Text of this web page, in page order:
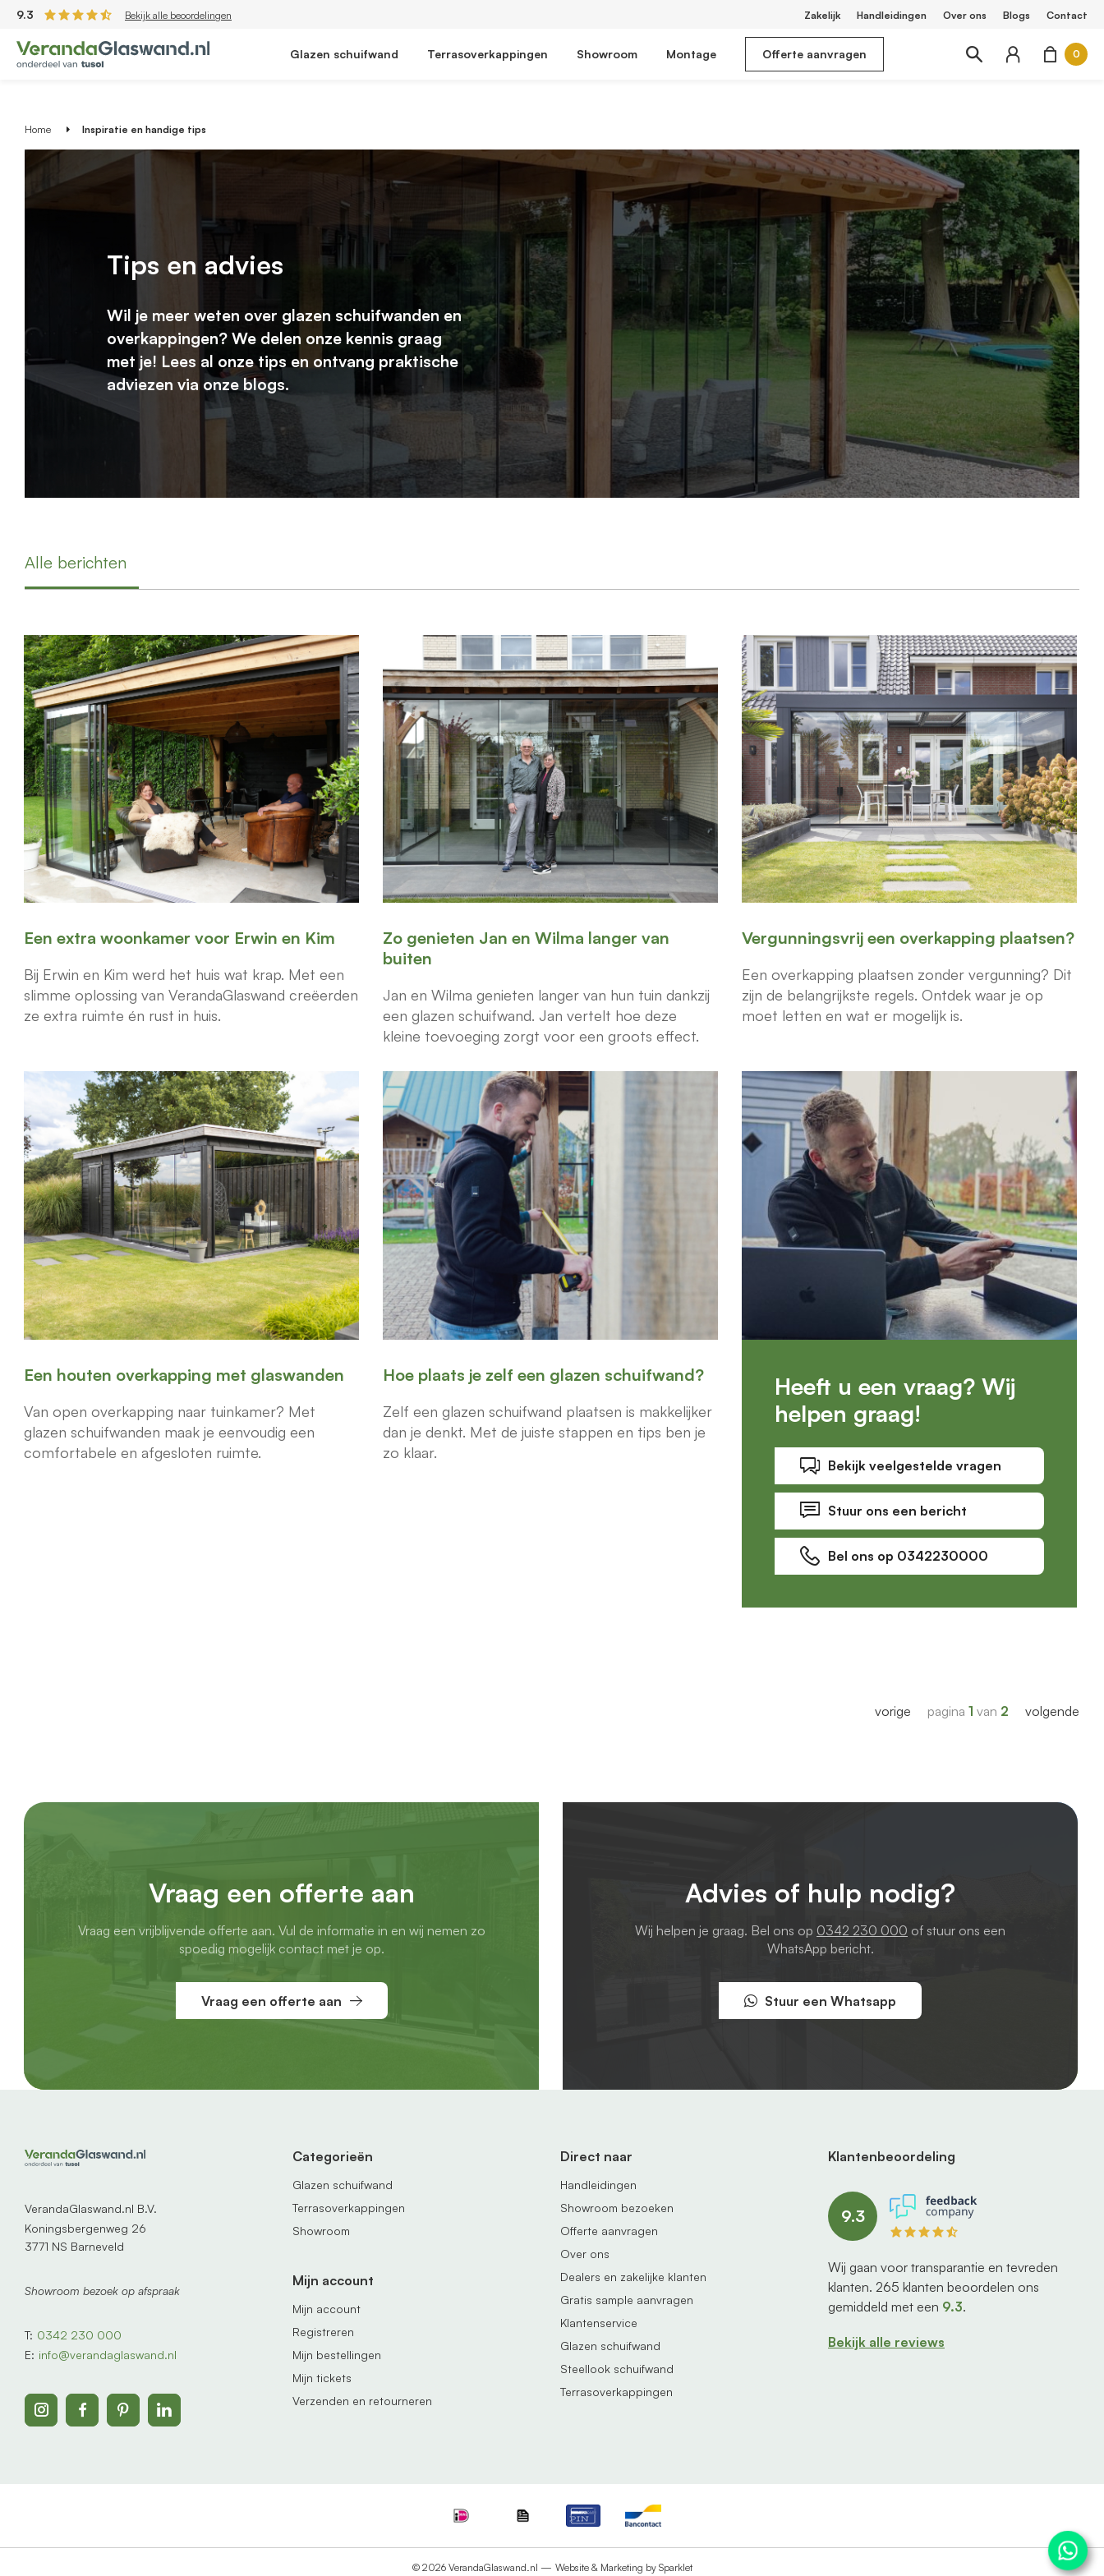
9.3 Bekijk alle beoordelingen Zakelijk Handleidingen Over ons Blogs Contact
Glazen schuifwand Terrasoverkappingen Showroom Montage Offerte aanvragen 0
Home Inspiratie en handige tips
Tips en advies
Wil je meer weten over glazen schuifwanden en
overkappingen? We delen onze kennis graag
met je! Lees al onze tips en ontvang praktische
adviezen via onze blogs.
Alle berichten
Een extra woonkamer voor Erwin en Kim
Bij Erwin en Kim werd het huis wat krap. Met een
slimme oplossing van VerandaGlaswand creëerden
ze extra ruimte én rust in huis.
Zo genieten Jan en Wilma langer van
buiten
Jan en Wilma genieten langer van hun tuin dankzij
een glazen schuifwand. Jan vertelt hoe deze
kleine toevoeging zorgt voor een groots effect.
Vergunningsvrij een overkapping plaatsen?
Een overkapping plaatsen zonder vergunning? Dit
zijn de belangrijkste regels. Ontdek waar je op
moet letten en wat er mogelijk is.
Een houten overkapping met glaswanden
Van open overkapping naar tuinkamer? Met
glazen schuifwanden maak je eenvoudig een
comfortabele en afgesloten ruimte.
Hoe plaats je zelf een glazen schuifwand?
Zelf een glazen schuifwand plaatsen is makkelijker
dan je denkt. Met de juiste stappen en tips ben je
zo klaar.
Heeft u een vraag? Wij
helpen graag!
Bekijk veelgestelde vragen
Stuur ons een bericht
Bel ons op 0342230000
vorige pagina 1 van 2 volgende
Vraag een offerte aan
Vraag een vrijblijvende offerte aan. Vul de informatie in en wij nemen zo
spoedig mogelijk contact met je op.
Vraag een offerte aan
Advies of hulp nodig?
Wij helpen je graag. Bel ons op 0342 230 000 of stuur ons een
WhatsApp bericht.
Stuur een Whatsapp
VerandaGlaswand.nl B.V.
Koningsbergenweg 26
3771 NS Barneveld
Showroom bezoek op afspraak
T: 0342 230 000
E: info@verandaglaswand.nl
Categorieën
Glazen schuifwand
Terrasoverkappingen
Showroom
Mijn account
Mijn account
Registreren
Mijn bestellingen
Mijn tickets
Verzenden en retourneren
Direct naar
Handleidingen
Showroom bezoeken
Offerte aanvragen
Over ons
Dealers en zakelijke klanten
Gratis sample aanvragen
Klantenservice
Glazen schuifwand
Steellook schuifwand
Terrasoverkappingen
Klantenbeoordeling
9.3
Wij gaan voor transparantie en tevreden
klanten. 265 klanten beoordelen ons
gemiddeld met een 9.3.
Bekijk alle reviews
© 2026 VerandaGlaswand.nl — Website & Marketing by Sparklet